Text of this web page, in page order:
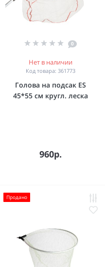
0
Нет в наличии
Код товара: 361773
Голова на подсак ES
45*55 см кругл. леска
960р.
Продано